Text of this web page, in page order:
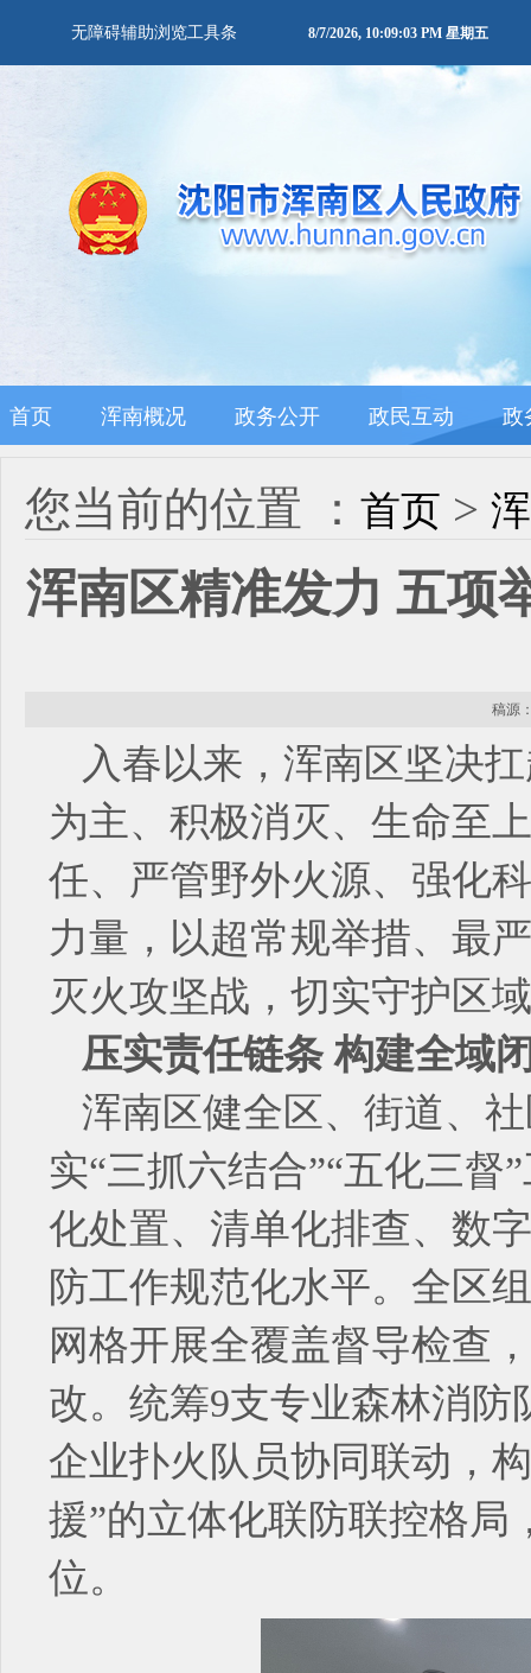
无障碍辅助浏览工具条 8/7/2026, 10:09:04 PM 星期五
首页 浑南概况 政务公开 政民互动 政
您当前的位置 ： 首页 >
浑南区精准发力 五项
稿源
入春以来，浑南区坚决
为主、积极消灭、生命至
任、严管野外火源、强化
力量，以超常规举措、最
灭火攻坚战，切实守护区
压实责任链条 构建全域
浑南区健全区、街道、
实“三抓六结合”“五化三
化处置、清单化排查、数
防工作规范化水平。全区
网格开展全覆盖督导检查
改。统筹9支专业森林消防
企业扑火队员协同联动，
援”的立体化联防联控格
位。